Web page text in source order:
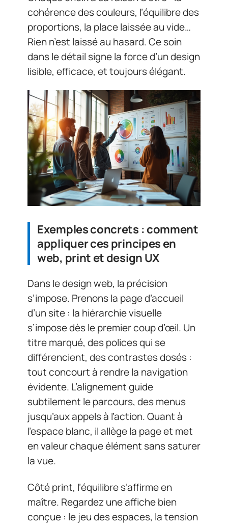
cohérence des couleurs, l’équilibre des
proportions, la place laissée au vide…
Rien n’est laissé au hasard. Ce soin
dans le détail signe la force d’un design
lisible, efficace, et toujours élégant.
Exemples concrets : comment
appliquer ces principes en
web, print et design UX
Dans le design web, la précision
s’impose. Prenons la page d’accueil
d’un site : la hiérarchie visuelle
s’impose dès le premier coup d’œil. Un
titre marqué, des polices qui se
différencient, des contrastes dosés :
tout concourt à rendre la navigation
évidente. L’alignement guide
subtilement le parcours, des menus
jusqu’aux appels à l’action. Quant à
l’espace blanc, il allège la page et met
en valeur chaque élément sans saturer
la vue.
Côté print, l’équilibre s’affirme en
maître. Regardez une affiche bien
conçue : le jeu des espaces, la tension